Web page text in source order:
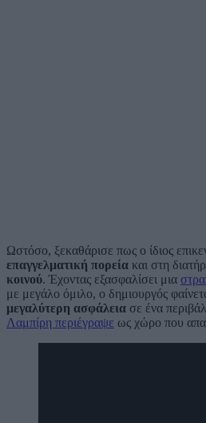
Ωστόσο, ξεκαθάρισε πως ο ίδιος
επαγγελματική πορεία και στη
κοινού. Έχοντας εξασφαλίσει μια
με μεγάλο όμιλο, ο δημιουργός
μεγαλύτερη ασφάλεια σε ένα
Λαμπίρη περιέγραψε ως χώρο που